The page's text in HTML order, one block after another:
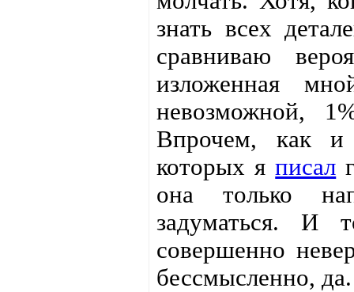
знать всех
сравниваю
изложенная
невозможной,
Впрочем, как
которых яписал
она только
задуматься. И
совершенно
бессмысленно, да.